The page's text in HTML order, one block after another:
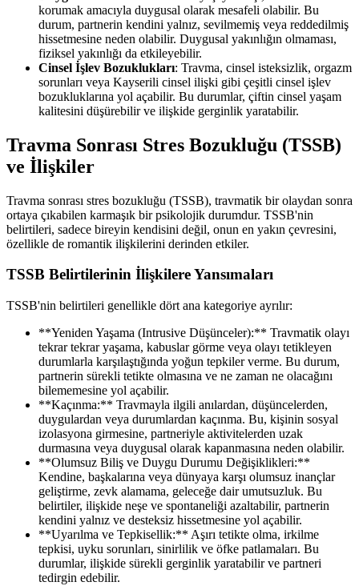
korumak amacıyla duygusal olarak mesafeli olabilir. Bu
durum, partnerin kendini yalnız, sevilmemiş veya reddedilmiş
hissetmesine neden olabilir. Duygusal yakınlığın olmaması,
fiziksel yakınlığı da etkileyebilir.
Cinsel İşlev Bozuklukları: Travma, cinsel isteksizlik, orgazm
sorunları veya Kayserili cinsel ilişki gibi çeşitli cinsel işlev
bozukluklarına yol açabilir. Bu durumlar, çiftin cinsel yaşam
kalitesini düşürebilir ve ilişkide gerginlik yaratabilir.
Travma Sonrası Stres Bozukluğu (TSSB)
ve İlişkiler
Travma sonrası stres bozukluğu (TSSB), travmatik bir olaydan sonra
ortaya çıkabilen karmaşık bir psikolojik durumdur. TSSB'nin
belirtileri, sadece bireyin kendisini değil, onun en yakın çevresini,
özellikle de romantik ilişkilerini derinden etkiler.
TSSB Belirtilerinin İlişkilere Yansımaları
TSSB'nin belirtileri genellikle dört ana kategoriye ayrılır:
**Yeniden Yaşama (Intrusive Düşünceler):** Travmatik olayı
tekrar tekrar yaşama, kabuslar görme veya olayı tetikleyen
durumlarla karşılaştığında yoğun tepkiler verme. Bu durum,
partnerin sürekli tetikte olmasına ve ne zaman ne olacağını
bilememesine yol açabilir.
**Kaçınma:** Travmayla ilgili anılardan, düşüncelerden,
duygulardan veya durumlardan kaçınma. Bu, kişinin sosyal
izolasyona girmesine, partneriyle aktivitelerden uzak
durmasına veya duygusal olarak kapanmasına neden olabilir.
**Olumsuz Biliş ve Duygu Durumu Değişiklikleri:**
Kendine, başkalarına veya dünyaya karşı olumsuz inançlar
geliştirme, zevk alamama, geleceğe dair umutsuzluk. Bu
belirtiler, ilişkide neşe ve spontaneliği azaltabilir, partnerin
kendini yalnız ve desteksiz hissetmesine yol açabilir.
**Uyarılma ve Tepkisellik:** Aşırı tetikte olma, irkilme
tepkisi, uyku sorunları, sinirlilik ve öfke patlamaları. Bu
durumlar, ilişkide sürekli gerginlik yaratabilir ve partneri
tedirgin edebilir.